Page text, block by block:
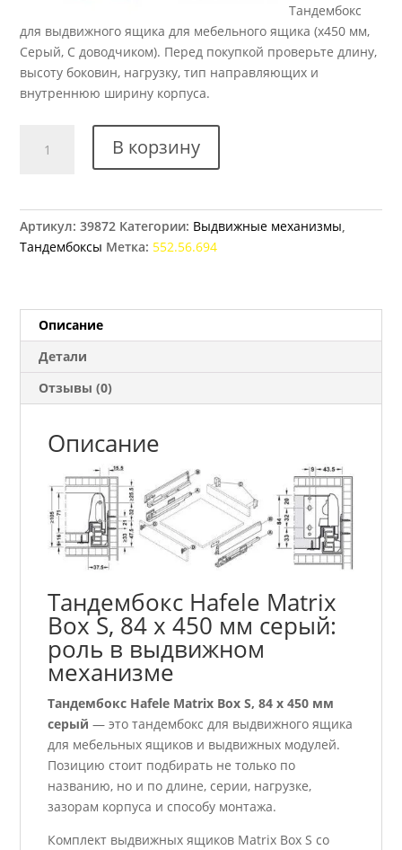
Тандембокс
для выдвижного ящика для мебельного ящика (x450 мм,
Серый, С доводчиком). Перед покупкой проверьте длину,
высоту боковин, нагрузку, тип направляющих и
внутреннюю ширину корпуса.
товара
Box
450
мм
серый
В корзину
Артикул:39872 Категории: Выдвижные механизмы
Тандембоксы Метка: 552.56.694
Описание
Детали
Отзывы (0)
Описание
Тандембокс Hafele Matrix
Box S, 84 х 450 мм серый:
роль в выдвижном
механизме
Тандембокс Hafele Matrix Box S, 84 х 450 мм
серый — это тандембокс для выдвижного ящика
для мебельных ящиков и выдвижных модулей.
Позицию стоит подбирать не только по
названию, но и по длине, серии, нагрузке,
зазорам корпуса и способу монтажа.
Комплект выдвижных ящиков Matrix Box S со